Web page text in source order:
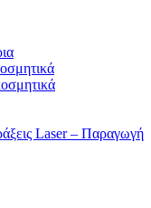
Laser – Παραγωγή